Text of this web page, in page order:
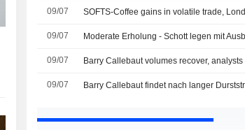
09/07 SOFTS-Coffee gains in volatile trade,
09/07 Moderate Erholung - Schott legen mit
09/07 Barry Callebaut volumes recover,
09/07 Barry Callebaut findet nach langer